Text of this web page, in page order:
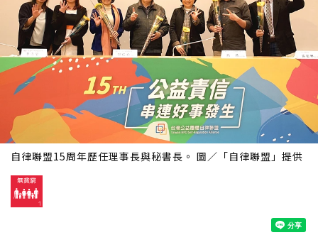
自律聯盟15周年歷任理事長與秘書長。 圖／「自律聯盟」提供